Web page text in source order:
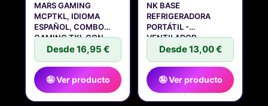
MARS GAMING
MCPTKL, IDIOMA
ESPAÑOL, COMBO
GAMING TKL CON
TECLADO
Desde 16,95 €
🤪 Ver producto
NK BASE
REFRIGERADORA
PORTÁTIL -
VENTILADOR
ORDENADOR PORTATIL
Desde 13,00 €
🤪 Ver producto